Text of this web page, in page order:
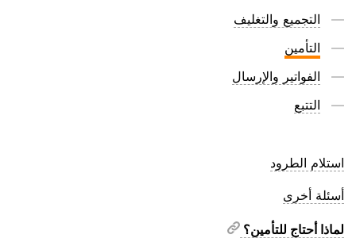
التجميع والتغليف
التأمين
الفواتير والإرسال
التتبع
استلام الطرود
أسئلة أخرى
لماذا أحتاج للتأمين؟